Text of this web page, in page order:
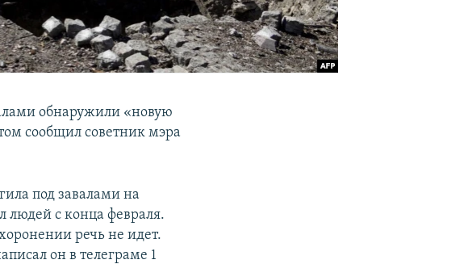
обнаружили «новую
сообщил советник мэра
под завалами на
людей с конца февраля.
речь не идет.
он в телеграме 1